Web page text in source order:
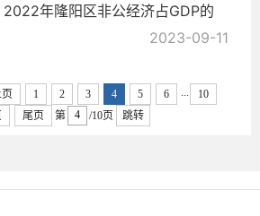
2022年隆阳区非公经济占GDP的
2023-09-11
页 1 2 3 4 5 6 ...
10
尾页 第 /10页 跳转